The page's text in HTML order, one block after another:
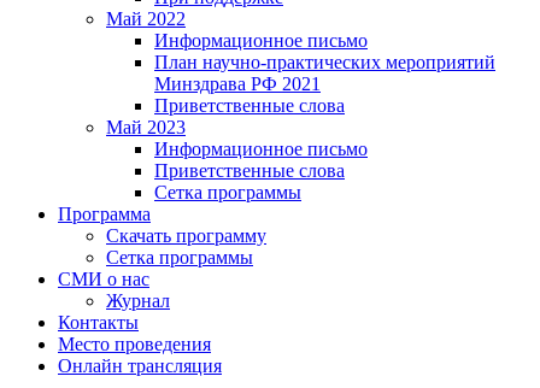
Май 2022
Информационное письмо
План научно-практических мероприятий
Минздрава РФ 2021
Приветственные слова
Май 2023
Информационное письмо
Приветственные слова
Сетка программы
Программа
Скачать программу
Сетка программы
СМИ о нас
Журнал
Контакты
Место проведения
Онлайн трансляция